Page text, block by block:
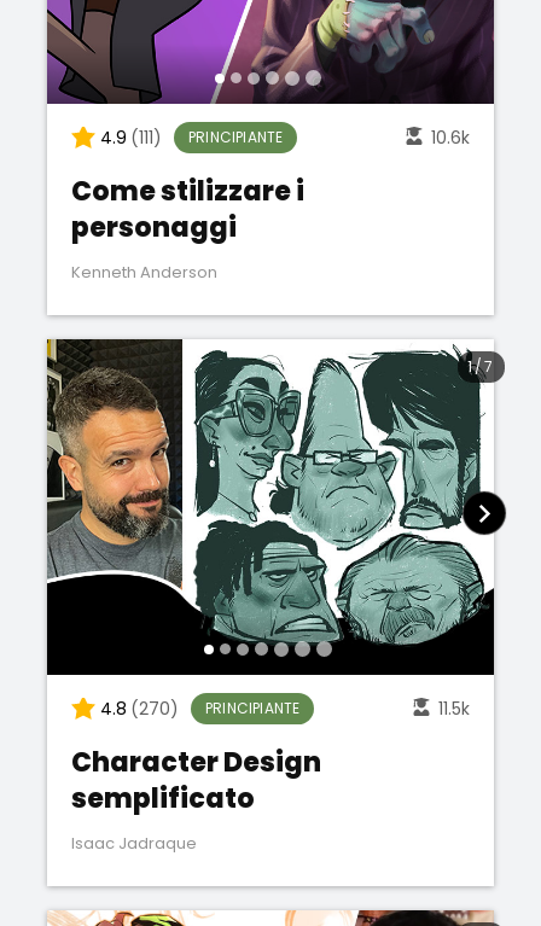
4.9 (111) PRINCIPIANTE 10.6k
Come stilizzare i
personaggi
Kenneth Anderson
4.8 (270) PRINCIPIANTE 11.5k
Character Design
semplificato
Isaac Jadraque
1/7